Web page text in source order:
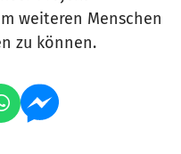
weiteren Menschen
zu können.